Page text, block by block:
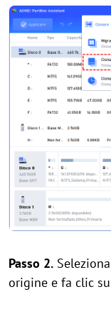
Passo 2.
origine e fa clic su